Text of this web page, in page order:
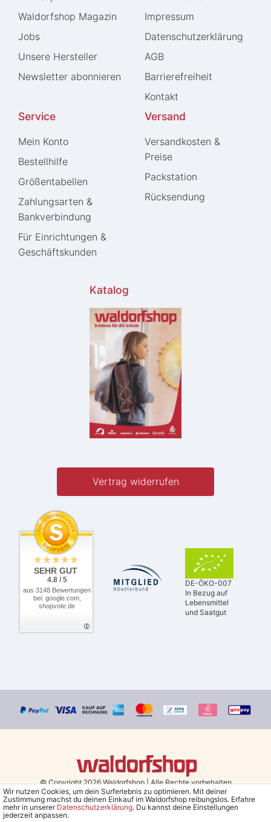
Waldorfshop Magazin
Jobs
Unsere Hersteller
Newsletter abonnieren
Impressum
Daten­schutz­erklärung
AGB
Barrierefreiheit
Kontakt
Service
Mein Konto
Bestellhilfe
Größentabellen
Zahlungsarten &
Bankverbindung
Für Einrichtungen &
Geschäftskunden
Versand
Versandkosten &
Preise
Packstation
Rücksendung
Katalog
Vertrag widerrufen
SEHR GUT
4.8 / 5
aus 3148 Bewertungen
bei: google.com,
shopvote.de
DE-ÖKO-007
In Bezug auf
Lebensmittel
und Saatgut
© Copyright 2026 Waldorfshop|Alle Rechte vorbehalten.
Bestellungen mit Prio Versand bis 13 Uhr, garantierter Versand am
Wir nutzen Cookies, um dein Surferlebnis zu optimieren. Mit deiner
Zustimmung machst du deinen Einkauf im Waldorfshop reibungslos. Erfahre
mehr in unserer Daten­schutz­erklärung. Du kannst deine Einstellungen
jederzeit anpassen.